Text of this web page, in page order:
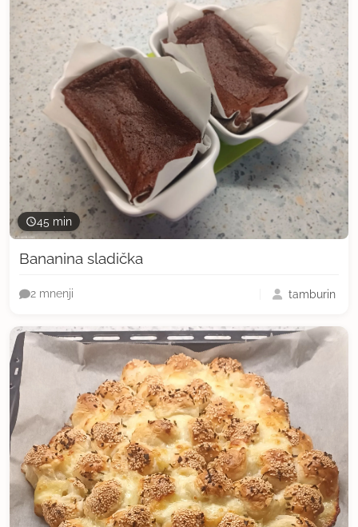
45 min
Bananina sladička
2 mnenji tamburin